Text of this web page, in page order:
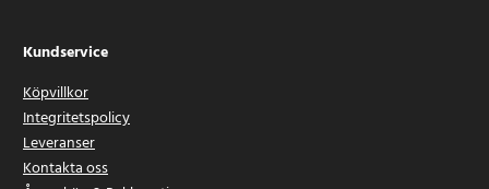
Kundservice
Köpvillkor
Integritetspolicy
Leveranser
Kontakta oss